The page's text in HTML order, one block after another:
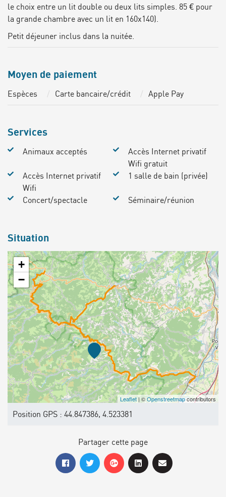
le choix entre un lit double ou deux lits simples. 85 € pour
la grande chambre avec un lit en 160x140).
Petit déjeuner inclus dans la nuitée.
Moyen de paiement
Espèces Carte bancaire/crédit Apple Pay
Services
Animaux acceptés
Accès Internet privatif
Wifi gratuit
Accès Internet privatif
Wifi
1 salle de bain (privée)
Concert/spectacle Séminaire/réunion
Situation
+
−
Leaflet | ©Openstreetmapcontributors
Position GPS : 44.847386, 4.523381
Partager cette page